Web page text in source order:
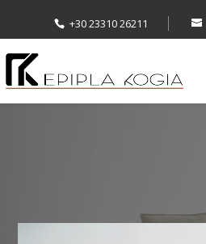
+30 23310 26211